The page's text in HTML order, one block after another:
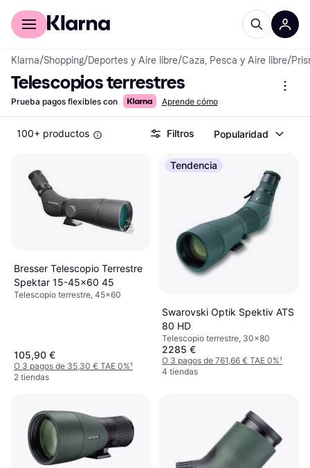
Comprar con Klarna
Klarna/Shopping/Deportes y Aire libre/Caza, Pesca y Aire libre/
Telescopios terrestres
Prueba pagos flexibles con Aprende cómo
100+ productos Filtros Popularidad
Bresser Telescopio Terrestre
Spektar 15-45x60 45
Telescopio terrestre, 45x60
105,90 €
O 3 pagos de 35,30 € TAE 0%¹
2 tiendas
Tendencia
Swarovski Optik Spektiv ATS
80 HD
Telescopio terrestre, 30x80
2285 €
O 3 pagos de 761,66 € TAE 0%¹
4 tiendas